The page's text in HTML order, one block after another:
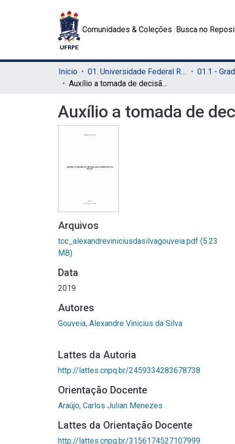
Comunidades & Coleções Busca no
Início 01. Universidade Federal Rural de Pernambuco - UFRPE (Sede) 01.1 -
Auxílio a tomada de decisão para ambientes na nuvem
Auxílio a tomada de
Arquivos
tcc_alexandreviniciusdasilvagouveia.pdf (5.23
MB)
Data
2019
Autores
Gouveia, Alexandre Vinicius da Silva
Lattes da Autoria
http://lattes.cnpq.br/2459334283678738
Orientação Docente
Araújo, Carlos Julian Menezes
Lattes da Orientação Docente
http://lattes.cnpq.br/3156174527107999